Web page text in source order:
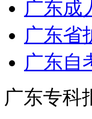
广东成
广东省
广东自
广东专科